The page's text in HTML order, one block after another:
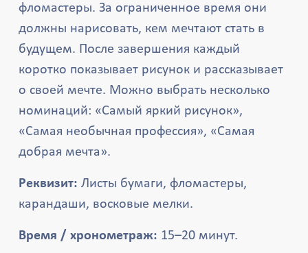
фломастеры. За ограниченное время они
должны нарисовать, кем мечтают стать в
будущем. После завершения каждый
коротко показывает рисунок и рассказывает
о своей мечте. Можно выбрать несколько
номинаций: «Самый яркий рисунок»,
«Самая необычная профессия», «Самая
добрая мечта».
Реквизит: Листы бумаги, фломастеры,
карандаши, восковые мелки.
Время / хронометраж: 15–20 минут.